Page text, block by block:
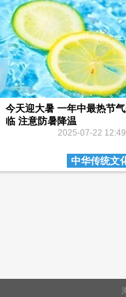
今天迎大暑 一年中最热节
临 注意防暑降温
2025-07-22
中华传统文